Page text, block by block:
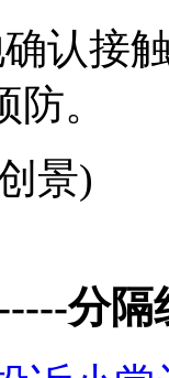
认接触
。
景)
分隔